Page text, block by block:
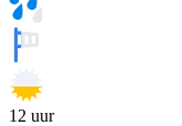
12 uur